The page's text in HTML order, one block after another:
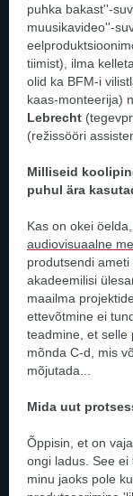
puhka bakast''-
muusikavideo''-
tiimist), ilma
olid ka BFM-i
kaas-monteerija)
Lebrecht
(režissööri
Milliseid
puhul ära
Kas on okei
audiovisuaalne
produtsendi
akadeemilisi
maailma
ettevõtmine ei
teadmine, et selle
mõnda C-d, mis
mõjutada...
Mida uut
Õppisin, et on
ongi ladus. See
minu jaoks pole